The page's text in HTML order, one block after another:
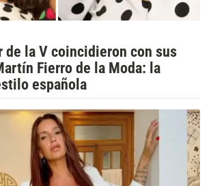
de la V coincidieron con sus
Fierro de la Moda: la
española